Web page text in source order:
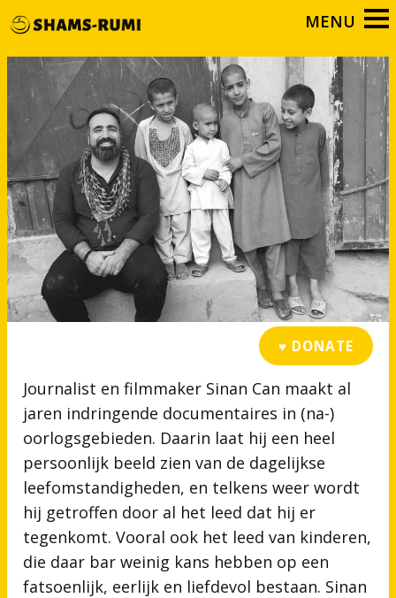
♥ DONATE
Journalist en filmmaker Sinan Can maakt al
jaren indringende documentaires in (na-)
oorlogsgebieden. Daarin laat hij een heel
persoonlijk beeld zien van de dagelijkse
leefomstandigheden, en telkens weer wordt
hij getroffen door al het leed dat hij er
tegenkomt. Vooral ook het leed van kinderen,
die daar bar weinig kans hebben op een
fatsoenlijk, eerlijk en liefdevol bestaan. Sinan